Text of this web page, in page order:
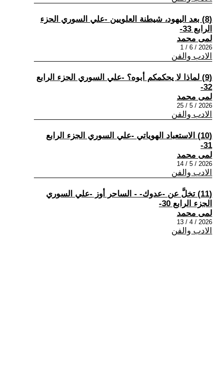
(8) بعد اليهود، شيطنة العلويين -علي السوري الجزء
الرابع 33-
لمى محمد
2026 / 6 / 1
الادب والفن
(9) لماذا لا يحكمكم أبوه؟ -علي السوري الجزء الرابع
32-
لمى محمد
2026 / 5 / 25
الادب والفن
(10) الاستعباد الهوياتي -علي السوري الجزء الرابع
31-
لمى محمد
2026 / 5 / 14
الادب والفن
(11) تخلَّ عن -عدوك- - الساحر أوز -علي السوري
الجزء الرابع 30-
لمى محمد
2026 / 4 / 13
الادب والفن